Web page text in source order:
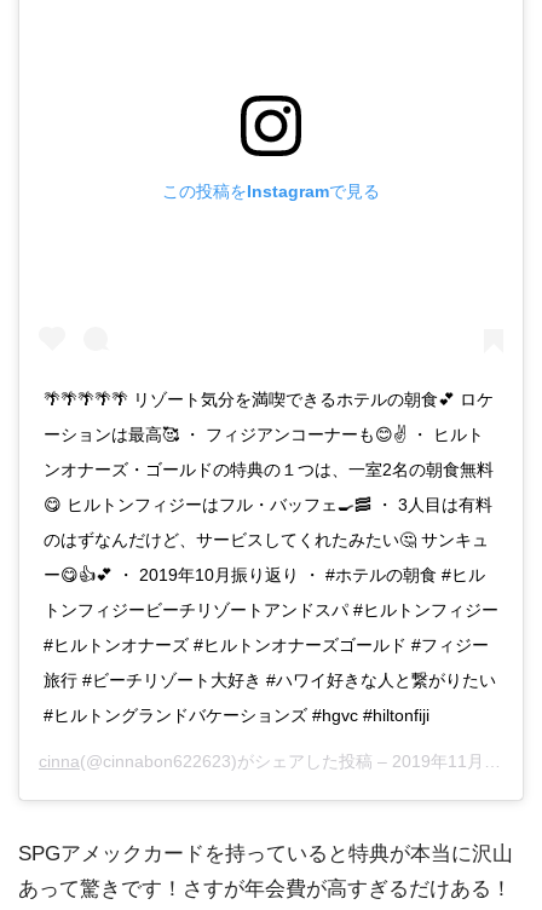
この投稿をInstagramで見る
🌴🌴🌴🌴🌴 リゾート気分を満喫できるホテルの朝食💕 ロケ
ーションは最高🥰 ・ フィジアンコーナーも😊✌️ ・ ヒルト
ンオナーズ・ゴールドの特典の１つは、一室2名の朝食無料
😋 ヒルトンフィジーはフル・バッフェ🍳🥓 ・ 3人目は有料
のはずなんだけど、サービスしてくれたみたい🤔 サンキュ
ー😋👍💕 ・ 2019年10月振り返り ・ #ホテルの朝食 #ヒル
トンフィジービーチリゾートアンドスパ #ヒルトンフィジー
#ヒルトンオナーズ #ヒルトンオナーズゴールド #フィジー
旅行 #ビーチリゾート大好き #ハワイ好きな人と繋がりたい
#ヒルトングランドバケーションズ #hgvc #hiltonfiji
cinna(@cinnabon622623)がシェアした投稿 – 2019年11月月16日午後3時19分PST
SPGアメックカードを持っていると特典が本当に沢山
あって驚きです！さすが年会費が高すぎるだけある！